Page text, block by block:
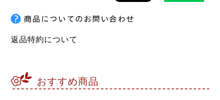
返品特約について
おすすめ商品